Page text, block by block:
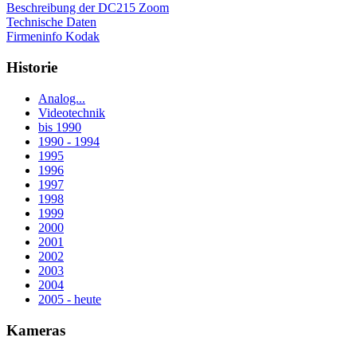
Beschreibung der DC215 Zoom
Technische Daten
Firmeninfo Kodak
Historie
Analog...
Videotechnik
bis 1990
1990 - 1994
1995
1996
1997
1998
1999
2000
2001
2002
2003
2004
2005 - heute
Kameras